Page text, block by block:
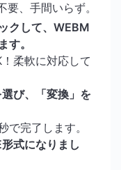
、手間いらず。
クして、WEBM
す。
柔軟に対応して
び、「変換」を
で完了します。
式になりまし